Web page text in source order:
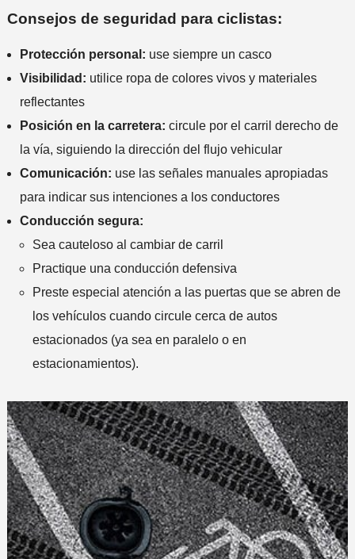
Consejos de seguridad para ciclistas:
Protección personal: use siempre un casco
Visibilidad: utilice ropa de colores vivos y materiales
reflectantes
Posición en la carretera: circule por el carril derecho de
la vía, siguiendo la dirección del flujo vehicular
Comunicación: use las señales manuales apropiadas
para indicar sus intenciones a los conductores
Conducción segura:
Sea cauteloso al cambiar de carril
Practique una conducción defensiva
Preste especial atención a las puertas que se abren de
los vehículos cuando circule cerca de autos
estacionados (ya sea en paralelo o en
estacionamientos).